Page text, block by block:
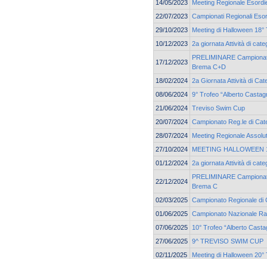
14/05/2023
Meeting Regionale
22/07/2023 Campionati Regionali
29/10/2023
Meeting di Halloween
10/12/2023 2a giornata Attività di
17/12/2023
PRELIMINARE
Brema C+D
18/02/2024 2a Giornata Attività di
08/06/2024 9° Trofeo “Alberto
21/06/2024 Treviso Swim Cup
20/07/2024 Campionato Reg.le di
28/07/2024
Meeting Regionale
27/10/2024
MEETING HALLOWEEN
01/12/2024 2a giornata Attività di
22/12/2024
PRELIMINARE
Brema C
02/03/2025 Campionato Regionale di
01/06/2025 Campionato Nazionale
07/06/2025
10° Trofeo “Alberto
27/06/2025 9^ TREVISO SWIM CUP
02/11/2025
Meeting di Halloween